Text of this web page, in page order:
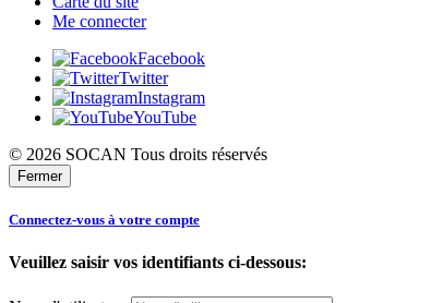
Me connecter
Facebook
Twitter
Instagram
YouTube
© 2026 SOCAN Tous droits réservés
Fermer
Connectez-vous à votre compte
Veuillez saisir vos identifiants ci-dessous: